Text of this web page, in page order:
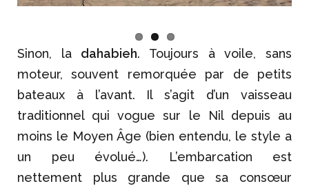
Sinon, la dahabieh. Toujours à voile, sans
moteur, souvent remorquée par de petits
bateaux à l’avant. Il s’agit d’un vaisseau
traditionnel qui vogue sur le Nil depuis au
moins le Moyen Âge (bien entendu, le style a
un peu évolué…). L’embarcation est
nettement plus grande que sa consœur